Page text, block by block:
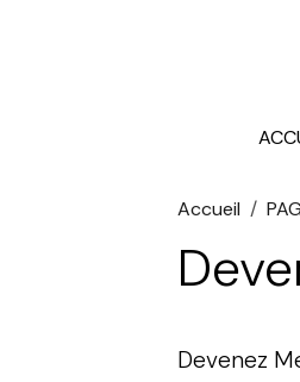
Accueil
Devenez